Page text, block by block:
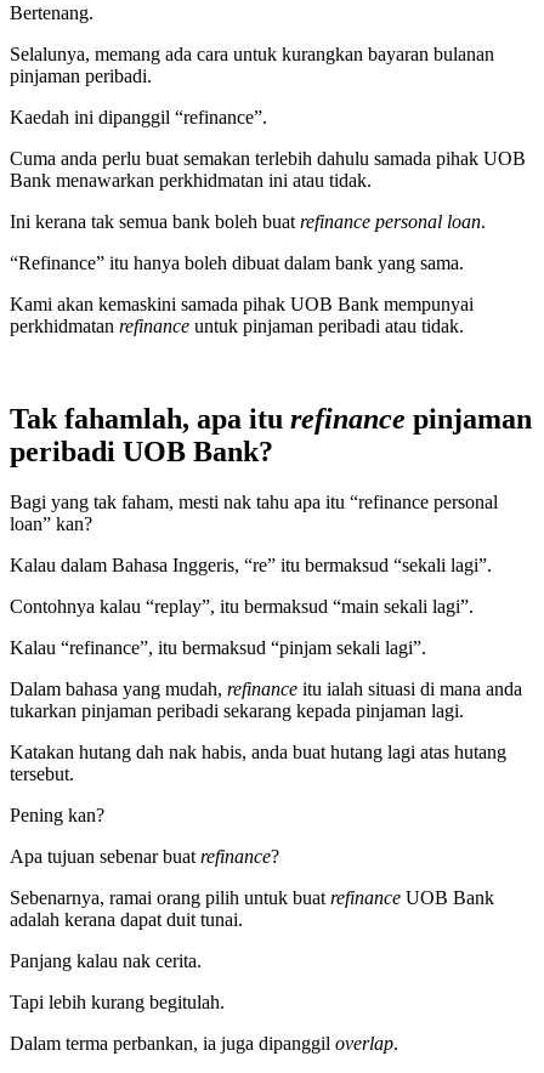
Bertenang.
Selalunya, memang ada cara untuk kurangkan bayaran bulanan
pinjaman peribadi.
Kaedah ini dipanggil “refinance”.
Cuma anda perlu buat semakan terlebih dahulu samada pihak UOB
Bank menawarkan perkhidmatan ini atau tidak.
Ini kerana tak semua bank boleh buat refinance personal loan.
“Refinance” itu hanya boleh dibuat dalam bank yang sama.
Kami akan kemaskini samada pihak UOB Bank mempunyai
perkhidmatan refinance untuk pinjaman peribadi atau tidak.
Tak fahamlah, apa itu refinance pinjaman
peribadi UOB Bank?
Bagi yang tak faham, mesti nak tahu apa itu “refinance personal
loan” kan?
Kalau dalam Bahasa Inggeris, “re” itu bermaksud “sekali lagi”.
Contohnya kalau “replay”, itu bermaksud “main sekali lagi”.
Kalau “refinance”, itu bermaksud “pinjam sekali lagi”.
Dalam bahasa yang mudah, refinance itu ialah situasi di mana anda
tukarkan pinjaman peribadi sekarang kepada pinjaman lagi.
Katakan hutang dah nak habis, anda buat hutang lagi atas hutang
tersebut.
Pening kan?
Apa tujuan sebenar buatrefinance?
Sebenarnya, ramai orang pilih untuk buatrefinance UOB Bank
adalah kerana dapat duit tunai.
Panjang kalau nak cerita.
Tapi lebih kurang begitulah.
Dalam terma perbankan, ia juga dipanggil overlap.